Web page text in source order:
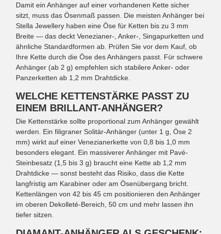
Damit ein Anhänger auf einer vorhandenen Kette sicher
sitzt, muss das Ösenmaß passen. Die meisten Anhänger bei
Stella Jewellery haben eine Öse für Ketten bis zu 3 mm
Breite — das deckt Venezianer-, Anker-, Singapurketten und
ähnliche Standardformen ab. Prüfen Sie vor dem Kauf, ob
Ihre Kette durch die Öse des Anhängers passt. Für schwere
Anhänger (ab 2 g) empfehlen sich stabilere Anker- oder
Panzerketten ab 1,2 mm Drahtdicke.
WELCHE KETTENSTÄRKE PASST ZU
EINEM BRILLANT-ANHÄNGER?
Die Kettenstärke sollte proportional zum Anhänger gewählt
werden. Ein filigraner Solitär-Anhänger (unter 1 g, Öse 2
mm) wirkt auf einer Venezianerkette von 0,8 bis 1,0 mm
besonders elegant. Ein massiverer Anhänger mit Pavé-
Steinbesatz (1,5 bis 3 g) braucht eine Kette ab 1,2 mm
Drahtdicke — sonst besteht das Risiko, dass die Kette
langfristig am Karabiner oder am Ösenübergang bricht.
Kettenlängen von 42 bis 45 cm positionieren den Anhänger
im oberen Dekolleté-Bereich, 50 cm und mehr lassen ihn
tiefer sitzen.